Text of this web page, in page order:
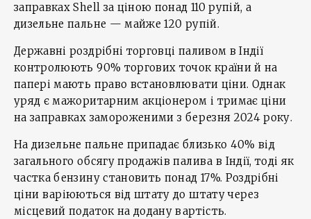
заправках Shell за ціною понад 110 рупій, а
дизельне пальне — майже 120 рупій.
Державні роздрібні торговці паливом в Індії
контролюють 90% торгових точок країни й на
папері мають право встановлювати ціни. Однак
уряд є мажоритарним акціонером і тримає ціни
на заправках замороженими з березня 2024 року.
На дизельне пальне припадає близько 40% від
загального обсягу продажів палива в Індії, тоді як
частка бензину становить понад 17%. Роздрібні
ціни варіюються від штату до штату через
місцевий податок на додану вартість.